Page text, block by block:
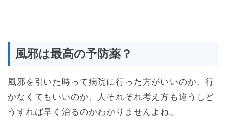
風邪は最高の予防薬？
風邪を引いた時って病院に行った方がいいのか、行
かなくてもいいのか、人それぞれ考え方も違うしど
うすれば早く治るのかわかりませんよね。